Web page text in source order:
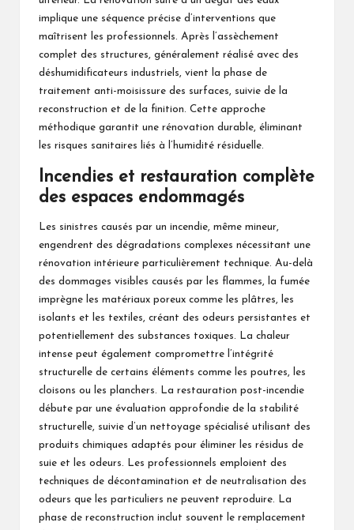
implique une séquence précise d’interventions que
maîtrisent les professionnels. Après l’assèchement
complet des structures, généralement réalisé avec des
déshumidificateurs industriels, vient la phase de
traitement anti-moisissure des surfaces, suivie de la
reconstruction et de la finition. Cette approche
méthodique garantit une rénovation durable, éliminant
les risques sanitaires liés à l’humidité résiduelle.
Incendies et restauration complète
des espaces endommagés
Les sinistres causés par un incendie, même mineur,
engendrent des dégradations complexes nécessitant une
rénovation intérieure particulièrement technique. Au-delà
des dommages visibles causés par les flammes, la fumée
imprègne les matériaux poreux comme les plâtres, les
isolants et les textiles, créant des odeurs persistantes et
potentiellement des substances toxiques. La chaleur
intense peut également compromettre l’intégrité
structurelle de certains éléments comme les poutres, les
cloisons ou les planchers. La restauration post-incendie
débute par une évaluation approfondie de la stabilité
structurelle, suivie d’un nettoyage spécialisé utilisant des
produits chimiques adaptés pour éliminer les résidus de
suie et les odeurs. Les professionnels emploient des
techniques de décontamination et de neutralisation des
odeurs que les particuliers ne peuvent reproduire. La
phase de reconstruction inclut souvent le remplacement